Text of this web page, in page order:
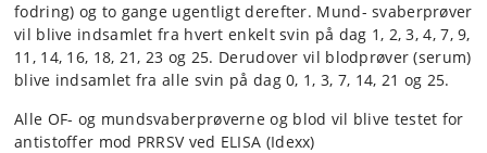
fodring) og to gange ugentligt derefter. Mund- svaberprøver
vil blive indsamlet fra hvert enkelt svin på dag 1, 2, 3, 4, 7, 9,
11, 14, 16, 18, 21, 23 og 25. Derudover vil blodprøver (serum)
blive indsamlet fra alle svin på dag 0, 1, 3, 7, 14, 21 og 25.
Alle OF- og mundsvaberprøverne og blod vil blive testet for
antistoffer mod PRRSV ved ELISA (Idexx)